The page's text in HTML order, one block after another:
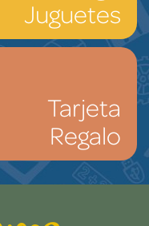
Juguetes
Tarjeta
Regalo